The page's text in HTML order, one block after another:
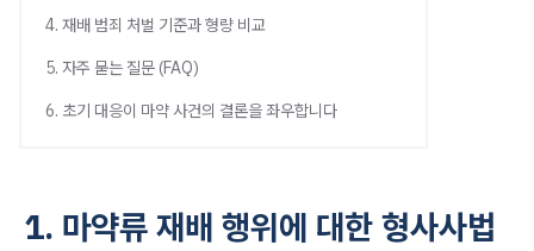
4. 재배 범죄 처벌 기준과 형량 비교
5. 자주 묻는 질문 (FAQ)
6. 초기 대응이 마약 사건의 결론을 좌우합니다
1. 마약류 재배 행위에 대한 형사사법